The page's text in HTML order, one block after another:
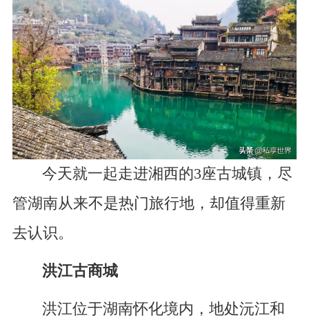
今天就一起走进湘西的3座古城镇，尽
管湖南从来不是热门旅行地，却值得重新
去认识。
洪江古商城
洪江位于湖南怀化境内，地处沅江和